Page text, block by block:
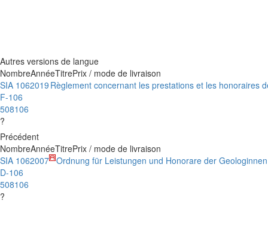
Autres versions de langue
NombreAnnéeTitrePrix / mode de livraison
SIA 106
F-106
508106
?
2019 Règlement concernant les prestations et les honoraires
Précédent
NombreAnnéeTitrePrix / mode de livraison
SIA 106
D-106
508106
?
2007 Ordnung für Leistungen und Honorare der